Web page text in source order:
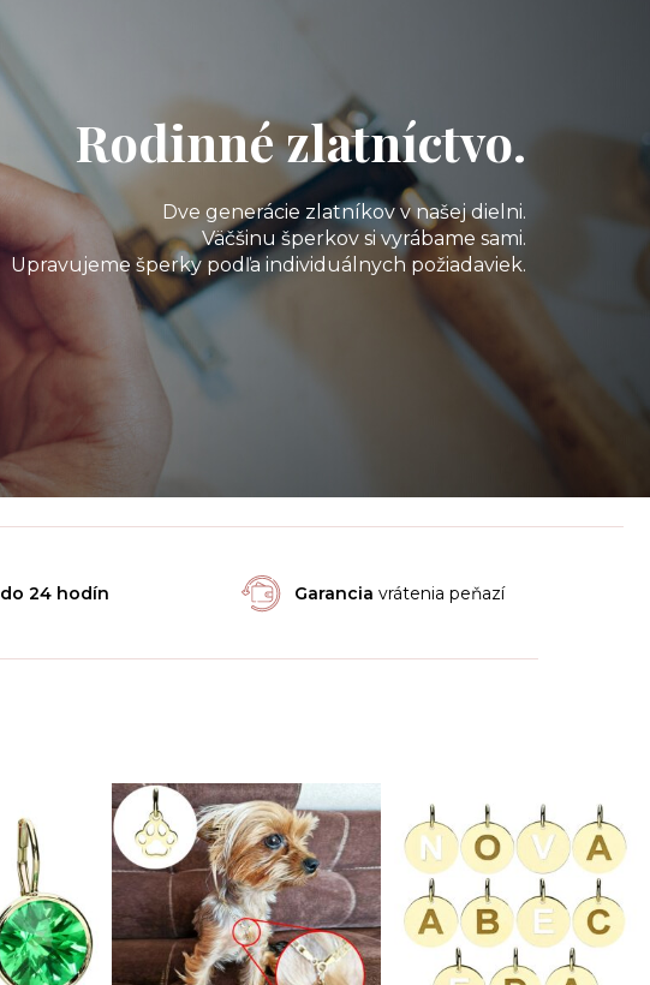
Rodinné zlatníctvo.
Dve generácie zlatníkov v našej dielni.
Väčšinu šperkov si vyrábame sami.
Upravujeme šperky podľa individuálnych požiadaviek.
do 24 hodín Garancia vrátenia peňazí